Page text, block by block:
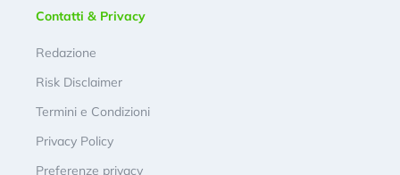
Contatti & Privacy
Redazione
Risk Disclaimer
Termini e Condizioni
Privacy Policy
Preferenze privacy